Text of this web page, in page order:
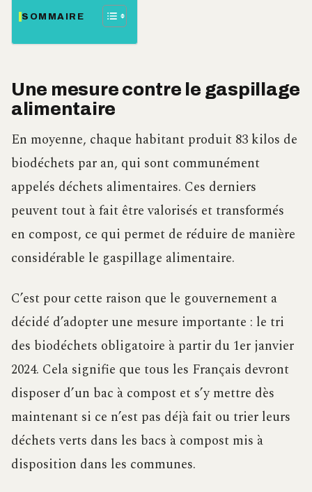
SOMMAIRE
Une mesure contre le gaspillage
alimentaire
En moyenne, chaque habitant produit 83 kilos de
biodéchets par an, qui sont communément
appelés déchets alimentaires. Ces derniers
peuvent tout à fait être valorisés et transformés
en compost, ce qui permet de réduire de manière
considérable le gaspillage alimentaire.
C’est pour cette raison que le gouvernement a
décidé d’adopter une mesure importante : le tri
des biodéchets obligatoire à partir du 1er janvier
2024. Cela signifie que tous les Français devront
disposer d’un bac à compost et s’y mettre dès
maintenant si ce n’est pas déjà fait ou trier leurs
déchets verts dans les bacs à compost mis à
disposition dans les communes.